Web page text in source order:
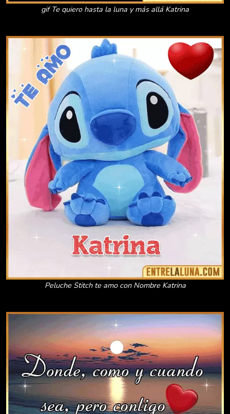
gif Te quiero hasta la luna y más allá Katrina
Peluche Stitch te amo con Nombre Katrina